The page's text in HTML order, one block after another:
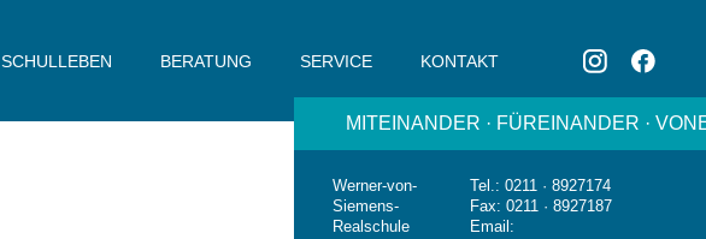
SCHULLEBEN BERATUNG SERVICE KONTAKT
MITEINANDER · FÜREINANDER ·
Werner-von-
Siemens-
Realschule
Tel.: 0211 · 8927174
Fax: 0211 · 8927187
Email: